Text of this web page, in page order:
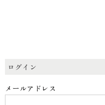
ログイン
メールアドレス